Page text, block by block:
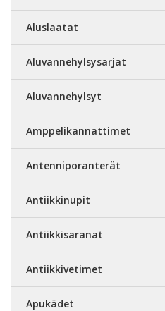
Aluslaatat
Aluvannehylsysarjat
Aluvannehylsyt
Amppelikannattimet
Antenniporanterät
Antiikkinupit
Antiikkisaranat
Antiikkivetimet
Apukädet